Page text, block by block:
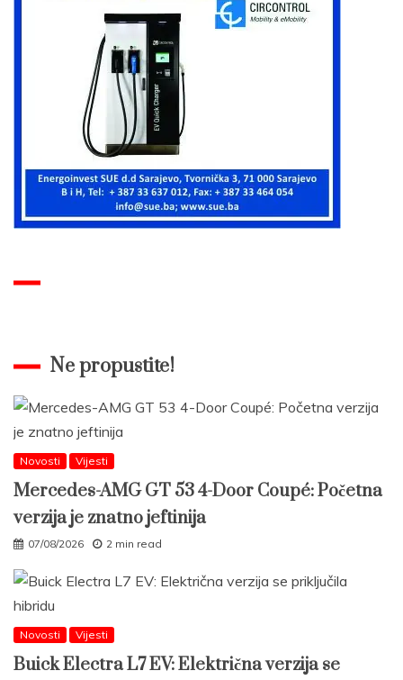
Ne propustite!
Novosti Vijesti
Mercedes-AMG GT 53 4-Door Coupé: Početna
verzija je znatno jeftinija
07/08/2026 2 min read
Novosti Vijesti
Buick Electra L7 EV: Električna verzija se